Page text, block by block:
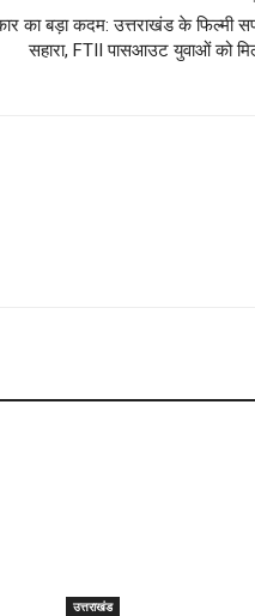
का बड़ा कदम: उत्तराखंड के फिल्मी
सहारा, FTII पासआउट युवाओं को
उत्तराखंड